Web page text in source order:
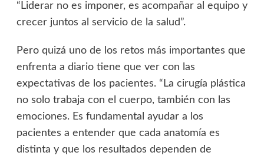
“Liderar no es imponer, es acompañar al equipo y
crecer juntos al servicio de la salud”.
Pero quizá uno de los retos más importantes que
enfrenta a diario tiene que ver con las
expectativas de los pacientes. “La cirugía plástica
no solo trabaja con el cuerpo, también con las
emociones. Es fundamental ayudar a los
pacientes a entender que cada anatomía es
distinta y que los resultados dependen de